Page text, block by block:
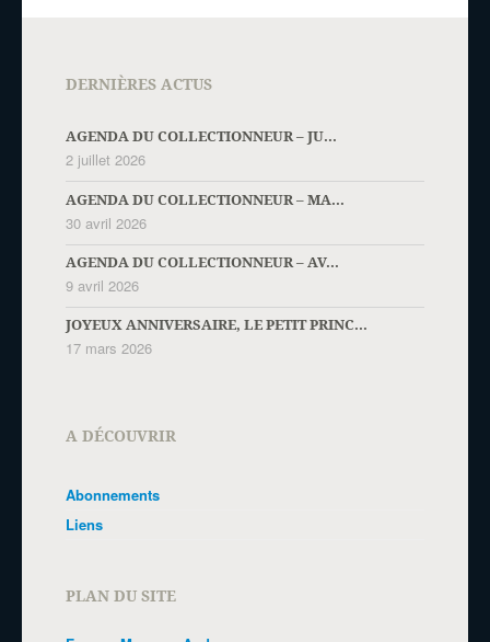
DERNIÈRES ACTUS
AGENDA DU COLLECTIONNEUR – JU...
2 juillet 2026
AGENDA DU COLLECTIONNEUR – MA...
30 avril 2026
AGENDA DU COLLECTIONNEUR – AV...
9 avril 2026
JOYEUX ANNIVERSAIRE, LE PETIT PRINC...
17 mars 2026
A DÉCOUVRIR
Abonnements
Liens
PLAN DU SITE